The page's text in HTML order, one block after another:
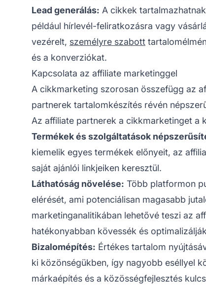
Lead generálás: A cikkek
például hírlevél-feliratkozásra vagy
vezérelt, személyre szabott
és a konverziókat.
Kapcsolata az affiliate marketinggel
A cikkmarketing szorosan összefügg az
partnerek tartalomkészítés révén
Az affiliate partnerek a cikkmarketinget a
Termékek és szolgáltatások
kiemelik egyes termékek előnyeit, az
saját ajánlói linkjeiken keresztül.
Láthatóság növelése: Több platformon
elérését, ami potenciálisan magasabb
marketinganalitikában lehetővé teszi az
hatékonyabban kövessék és
Bizalomépítés: Értékes tartalom
ki közönségükben, így nagyobb eséllyel
márkaépítés és a közösségfejlesztés